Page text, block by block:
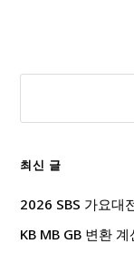
최신 글
2026 SBS 가요대
KB MB GB 변환